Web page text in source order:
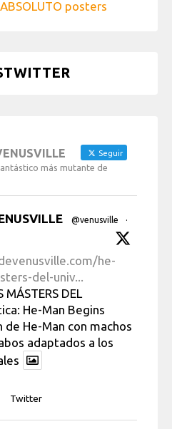
ABSOLUTO posters
Seguir
más mutante de
@venusville
·
he-
del-univ...
MÁSTERS DEL
He-Man Begins
de He-Man con machos
adaptados a los
Twitter